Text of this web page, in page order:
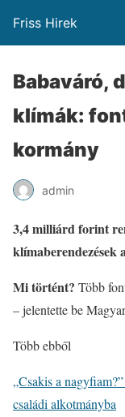
Friss Hirek
Babaváró,
klímák:
kormány
admin
3,4 milliárd forint
klímaberendezések
Mi történt? Több
– jelentette be
Több ebből
„Csakis a
családi alkotmányba